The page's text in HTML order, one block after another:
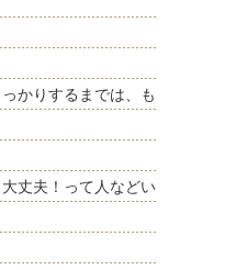
かりするまでは、も
丈夫！って人などい